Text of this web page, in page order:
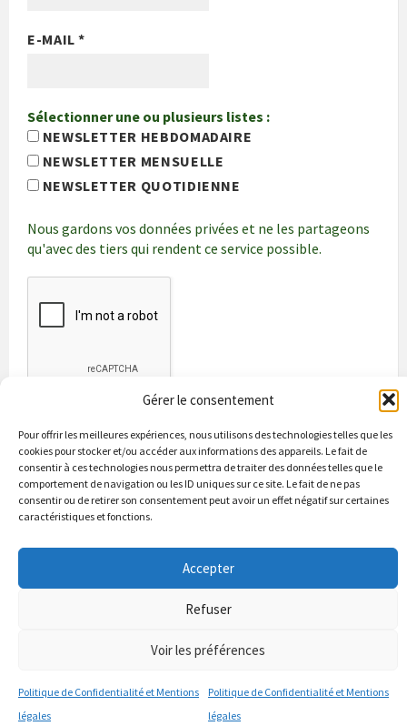
Gérer le consentement
Pour offrir les meilleures expériences, nous utilisons des technologies telles que les
cookies pour stocker et/ou accéder aux informations des appareils. Le fait de
consentir à ces technologies nous permettra de traiter des données telles que le
comportement de navigation ou les ID uniques sur ce site. Le fait de ne pas
consentir ou de retirer son consentement peut avoir un effet négatif sur certaines
caractéristiques et fonctions.
Accepter
Refuser
Voir les préférences
Politique de Confidentialité et Mentions
légales
Politique de Confidentialité et Mentions
légales
E-MAIL*
Sélectionner une ou plusieurs listes :
NEWSLETTER HEBDOMADAIRE
NEWSLETTER MENSUELLE
NEWSLETTER QUOTIDIENNE
Nous gardons vos données privées et ne les partageons
qu'avec des tiers qui rendent ce service possible.
Les bonnes adresses
© 2026 Site officiel de la commune de Puycapel dans le Cantal
Conformité à la loi RGPD
Puycapel.fr utilise des cookies pour améliorer les performance et
votre usage du site web. nous présumons de votre accord pour
le dicte et vous en donne le droit .